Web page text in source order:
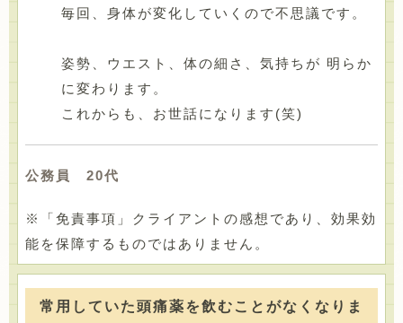
毎回、身体が変化していくので不思議です。
姿勢、ウエスト、体の細さ、気持ちが 明らか
に変わります。
これからも、お世話になります(笑)
公務員 20代
※「免責事項」クライアントの感想であり、効果効
能を保障するものではありません。
常用していた頭痛薬を飲むことがなくなりま